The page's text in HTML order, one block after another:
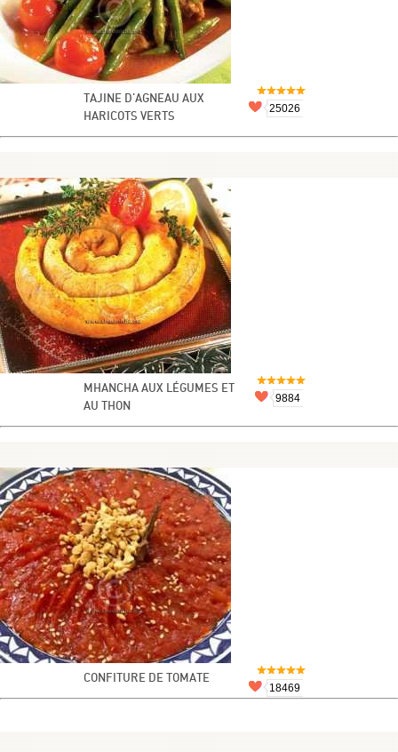
TAJINE D'AGNEAU AUX
HARICOTS VERTS
25026
MHANCHA AUX LÉGUMES ET
AU THON
9884
CONFITURE DE TOMATE
18469